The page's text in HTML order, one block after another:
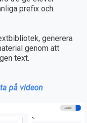
prefix och
generera
genom att
text.
på videon